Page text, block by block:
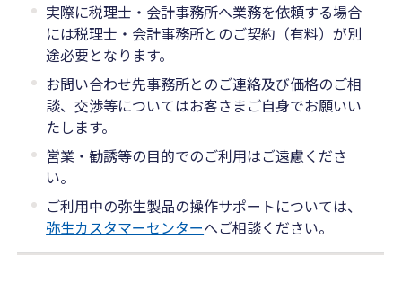
実際に税理士・会計事務所へ業務を依頼する場合
には税理士・会計事務所とのご契約（有料）が別
途必要となります。
お問い合わせ先事務所とのご連絡及び価格のご相
談、交渉等についてはお客さまご自身でお願いい
たします。
営業・勧誘等の目的でのご利用はご遠慮くださ
い。
ご利用中の弥生製品の操作サポートについては、
弥生カスタマーセンターへご相談ください。